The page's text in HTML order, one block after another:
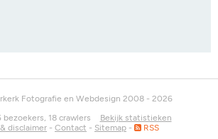
Fotografie en Webdesign 2008 - 2026
bezoekers, 18 crawlers
Bekijk statistieken
disclaimer - Contact - Sitemap - RSS